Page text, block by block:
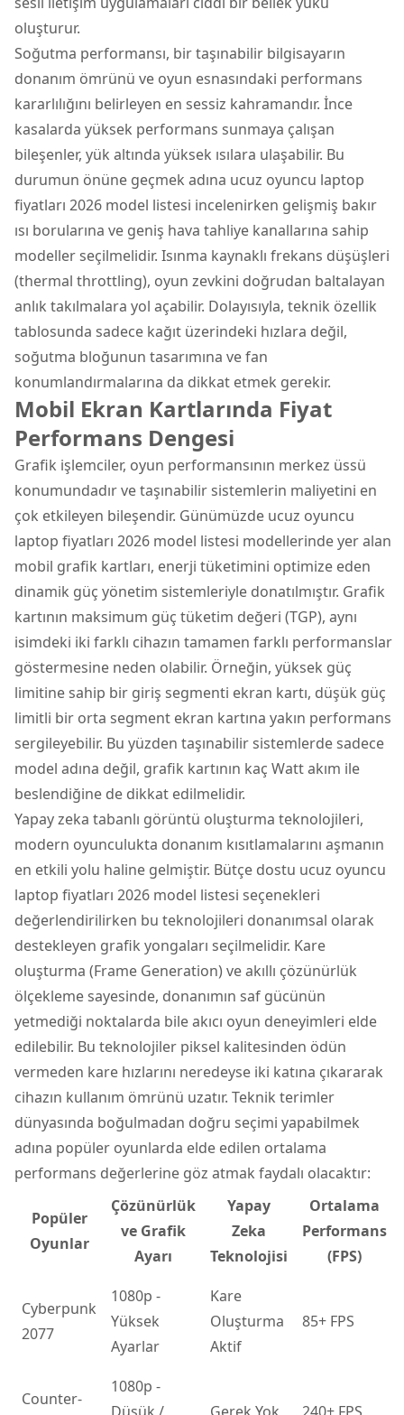
oluşturur.
Soğutma performansı, bir taşınabilir bilgisayarın
donanım ömrünü ve oyun esnasındaki performans
kararlılığını belirleyen en sessiz kahramandır. İnce
kasalarda yüksek performans sunmaya çalışan
bileşenler, yük altında yüksek ısılara ulaşabilir. Bu
durumun önüne geçmek adına ucuz oyuncu laptop
fiyatları 2026 model listesi incelenirken gelişmiş bakır
ısı borularına ve geniş hava tahliye kanallarına sahip
modeller seçilmelidir. Isınma kaynaklı frekans düşüşleri
(thermal throttling), oyun zevkini doğrudan baltalayan
anlık takılmalara yol açabilir. Dolayısıyla, teknik özellik
tablosunda sadece kağıt üzerindeki hızlara değil,
soğutma bloğunun tasarımına ve fan
konumlandırmalarına da dikkat etmek gerekir.
Mobil Ekran Kartlarında Fiyat
Performans Dengesi
Grafik işlemciler, oyun performansının merkez üssü
konumundadır ve taşınabilir sistemlerin maliyetini en
çok etkileyen bileşendir. Günümüzde ucuz oyuncu
laptop fiyatları 2026 model listesi modellerinde yer alan
mobil grafik kartları, enerji tüketimini optimize eden
dinamik güç yönetim sistemleriyle donatılmıştır. Grafik
kartının maksimum güç tüketim değeri (TGP), aynı
isimdeki iki farklı cihazın tamamen farklı performanslar
göstermesine neden olabilir. Örneğin, yüksek güç
limitine sahip bir giriş segmenti ekran kartı, düşük güç
limitli bir orta segment ekran kartına yakın performans
sergileyebilir. Bu yüzden taşınabilir sistemlerde sadece
model adına değil, grafik kartının kaç Watt akım ile
beslendiğine de dikkat edilmelidir.
Yapay zeka tabanlı görüntü oluşturma teknolojileri,
modern oyunculukta donanım kısıtlamalarını aşmanın
en etkili yolu haline gelmiştir. Bütçe dostu ucuz oyuncu
laptop fiyatları 2026 model listesi seçenekleri
değerlendirilirken bu teknolojileri donanımsal olarak
destekleyen grafik yongaları seçilmelidir. Kare
oluşturma (Frame Generation) ve akıllı çözünürlük
ölçekleme sayesinde, donanımın saf gücünün
yetmediği noktalarda bile akıcı oyun deneyimleri elde
edilebilir. Bu teknolojiler piksel kalitesinden ödün
vermeden kare hızlarını neredeyse iki katına çıkararak
cihazın kullanım ömrünü uzatır. Teknik terimler
dünyasında boğulmadan doğru seçimi yapabilmek
adına popüler oyunlarda elde edilen ortalama
performans değerlerine göz atmak faydalı olacaktır:
Popüler
Oyunlar
Çözünürlük
ve Grafik
Ayarı
Yapay
Zeka
Teknolojisi
Ortalama
Performans
(FPS)
Cyberpunk
2077
1080p -
Yüksek
Ayarlar
Kare
Oluşturma
Aktif
85+ FPS
Counter-
1080p -